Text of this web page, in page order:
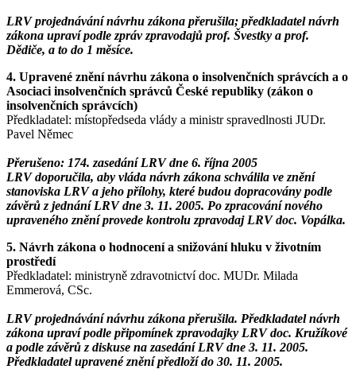
LRV projednávání návrhu zákona přerušila; předkladatel návrh
zákona upraví podle zpráv zpravodajů prof. Švestky a prof.
Dědiče, a to do 1 měsíce.
4. Upravené znění návrhu zákona o insolvenčních správcích a o
Asociaci insolvenčních správců České republiky (zákon o
insolvenčních správcích)
Předkladatel: místopředseda vlády a ministr spravedlnosti JUDr.
Pavel Němec
Přerušeno: 174. zasedání LRV dne 6. října 2005
LRV doporučila, aby vláda návrh zákona schválila ve znění
stanoviska LRV a jeho přílohy, které budou dopracovány podle
závěrů z jednání LRV dne 3. 11. 2005. Po zpracování nového
upraveného znění provede kontrolu zpravodaj LRV doc. Vopálka.
5. Návrh zákona o hodnocení a snižování hluku v životním
prostředí
Předkladatel: ministryně zdravotnictví doc. MUDr. Milada
Emmerová, CSc.
LRV projednávání návrhu zákona přerušila. Předkladatel návrh
zákona upraví podle připomínek zpravodajky LRV doc. Kružíkové
a podle závěrů z diskuse na zasedání LRV dne 3. 11. 2005.
Předkladatel upravené znění předloží do 30. 11. 2005.